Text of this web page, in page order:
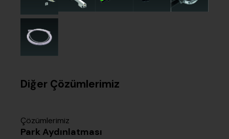
Diğer Çözümlerimiz
Çözümlerimiz
Park Aydınlatması